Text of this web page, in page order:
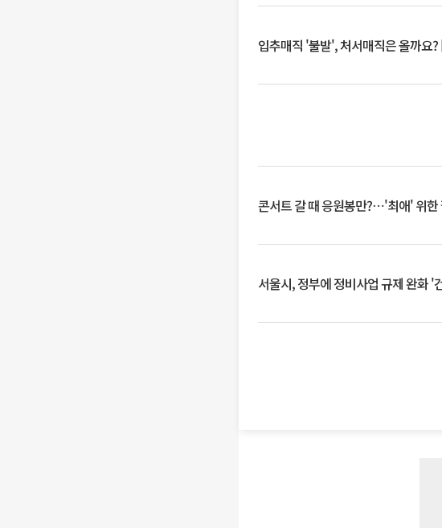
입추매직 '불발', 처서매직은 올까요
콘서트 갈 때 응원봉만?⋯'최애' 위
서울시, 정부에 정비사업 규제 완화